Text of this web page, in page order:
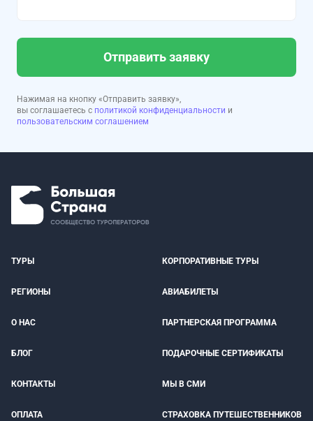
Отправить заявку
Нажимая на кнопку «Отправить заявку»,
вы соглашаетесь с политикой конфиденциальности и
пользовательским соглашением
ТУРЫ КОРПОРАТИВНЫЕ ТУРЫ
РЕГИОНЫ АВИАБИЛЕТЫ
О НАС ПАРТНЕРСКАЯ ПРОГРАММА
БЛОГ ПОДАРОЧНЫЕ СЕРТИФИКАТЫ
КОНТАКТЫ МЫ В СМИ
ОПЛАТА СТРАХОВКА ПУТЕШЕСТВЕННИКОВ